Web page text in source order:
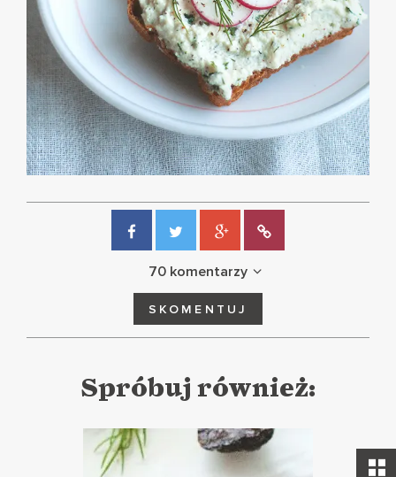
70 komentarzy
SKOMENTUJ
Spróbuj również: